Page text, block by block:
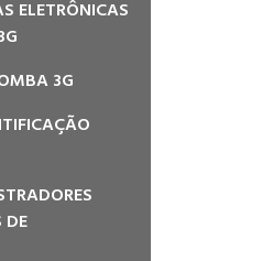
ELETRÔNICAS
3G
DE